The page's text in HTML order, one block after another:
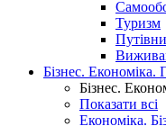
Туризм
Бізнес. Економіка.
Бізнес.
Показати всі
Економіка.